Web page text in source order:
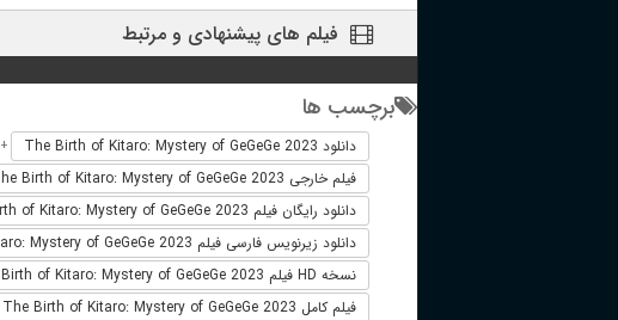
فیلم های پیشنهادی و مرتبط
برچسب ها
دانلود The Birth of Kitaro: Mystery of GeGeGe 2023 +
فیلم خارجی The Birth of Kitaro: Mystery of GeGeGe 2023
دانلود رایگان فیلم The Birth of Kitaro: Mystery of GeGeGe 2023
دانلود زیرنویس فارسی فیلم The Birth of Kitaro: Mystery of GeGeGe 2023
نسخه HD فیلم The Birth of Kitaro: Mystery of GeGeGe 2023
فیلم کامل The Birth of Kitaro: Mystery of GeGeGe 2023